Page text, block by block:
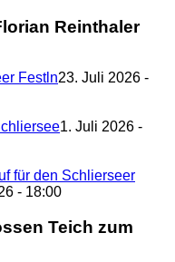
Reinthaler
Festln23. Juli 2026 -
1. Juli 2026 -
für den Schlierseer
- 18:00
Teich zum